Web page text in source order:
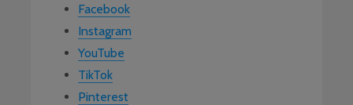
Facebook
Instagram
YouTube
TikTok
Pinterest